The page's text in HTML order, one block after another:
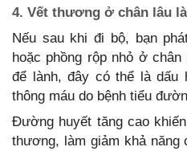
4. Vết thương ở chân lâu
Nếu sau khi đi bộ, bạn
hoặc phồng rộp nhỏ ở
để lành, đây có thể là
thông máu do bệnh tiểu
Đường huyết tăng cao
thương, làm giảm khả